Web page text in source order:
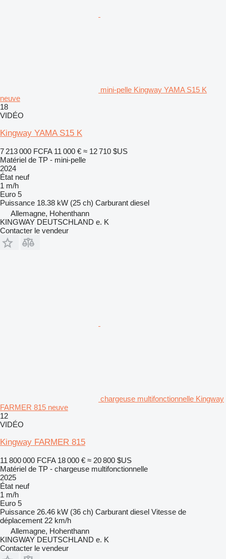
mini-pelle Kingway YAMA S15 K
neuve
18
VIDÉO
Kingway YAMA S15 K
7 213 000 FCFA 11 000 € ≈ 12 710 $US
Matériel de TP - mini-pelle
2024
État neuf
1 m/h
Euro 5
Puissance 18.38 kW (25 ch) Carburant diesel
Allemagne, Hohenthann
KINGWAY DEUTSCHLAND e. K
Contacter le vendeur
chargeuse multifonctionnelle Kingway
FARMER 815 neuve
12
VIDÉO
Kingway FARMER 815
11 800 000 FCFA 18 000 € ≈ 20 800 $US
Matériel de TP - chargeuse multifonctionnelle
2025
État neuf
1 m/h
Euro 5
Puissance 26.46 kW (36 ch) Carburant diesel Vitesse de
déplacement 22 km/h
Allemagne, Hohenthann
KINGWAY DEUTSCHLAND e. K
Contacter le vendeur